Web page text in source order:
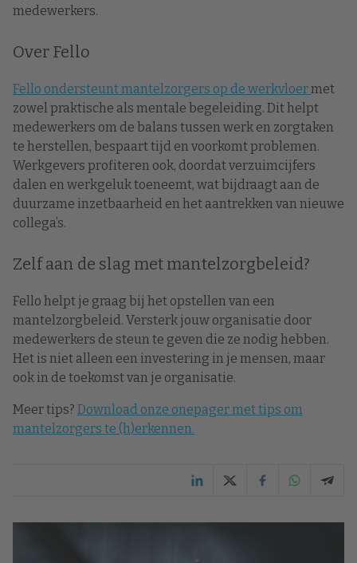
medewerkers.
Over Fello
Fello ondersteunt mantelzorgers op de werkvloermet
zowel praktische als mentale begeleiding. Dit helpt
medewerkers om de balans tussen werk en zorgtaken
te herstellen, bespaart tijd en voorkomt problemen.
Werkgevers profiteren ook, doordat verzuimcijfers
dalen en werkgeluk toeneemt, wat bijdraagt aan de
duurzame inzetbaarheid en het aantrekken van nieuwe
collega’s.
Zelf aan de slag met mantelzorgbeleid?
Fello helpt je graag bij het opstellen van een
mantelzorgbeleid. Versterk jouw organisatie door
medewerkers de steun te geven die ze nodig hebben.
Het is niet alleen een investering in je mensen, maar
ook in de toekomst van je organisatie.
Meer tips? Download onze onepager met tips om
mantelzorgers te (h)erkennen.